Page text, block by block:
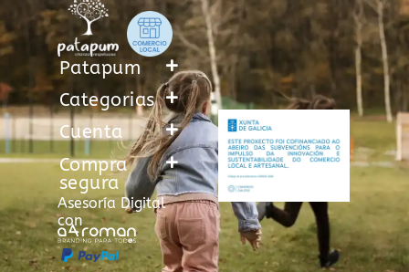
Patapum
Categorias
Cuenta
Compra
segura
Asesoría Digital
con